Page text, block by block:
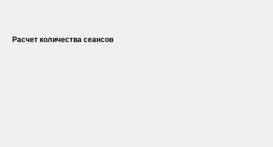
Расчет количества сеансов